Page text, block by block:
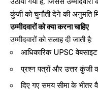
कुंजी को चुनौती देने की अनुमति
उम्मीदवारों को क्या करना चाहिए
उम्मीदवारों को सलाह दी जाती है:
आधिकारिक UPSC
प्रश्न पत्रों और उत्तर कुंजी
दिए गए समय सीमा के भीतर